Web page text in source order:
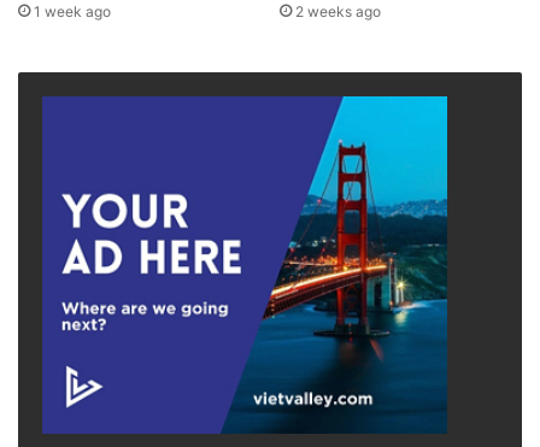
1 week ago 2 weeks ago